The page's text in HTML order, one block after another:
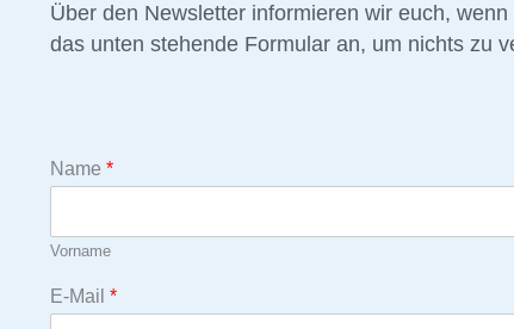
Über den Newsletter informieren wir euch,
das unten stehende Formular an, um nichts zu
Name *
Vorname
E-Mail *